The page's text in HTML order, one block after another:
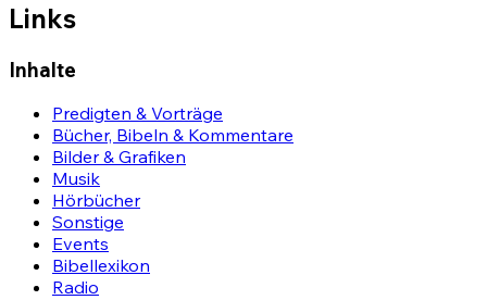
Links
Inhalte
Predigten & Vorträge
Bücher, Bibeln & Kommentare
Bilder & Grafiken
Musik
Hörbücher
Sonstige
Events
Bibellexikon
Radio